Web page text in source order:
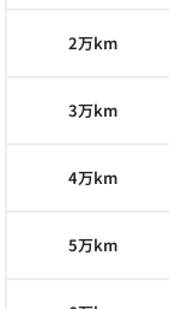
2万km
3万km
4万km
5万km